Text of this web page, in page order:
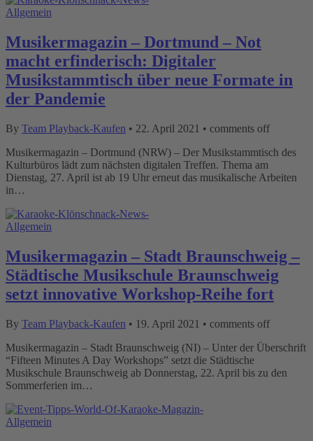
Allgemein
Musikermagazin – Dortmund – Not
macht erfinderisch: Digitaler
Musikstammtisch über neue Formate in
der Pandemie
By Team Playback-Kaufen • 22. April 2021 • comments off
Musikermagazin – Dortmund (NRW) – Der Musikstammtisch des
Kulturbüros lädt zum nächsten digitalen Treffen. Thema am
Dienstag, 27. April ist ab 19 Uhr erneut das musikalische Arbeiten
in…
Allgemein
Musikermagazin – Stadt Braunschweig –
Städtische Musikschule Braunschweig
setzt innovative Workshop-Reihe fort
By Team Playback-Kaufen • 19. April 2021 • comments off
Musikermagazin – Stadt Braunschweig (NI) – Unter der Überschrift
“Fifteen Minutes A Day Workshops” setzt die Städtische
Musikschule Braunschweig ab Donnerstag, 22. April bis zu den
Sommerferien im…
Allgemein